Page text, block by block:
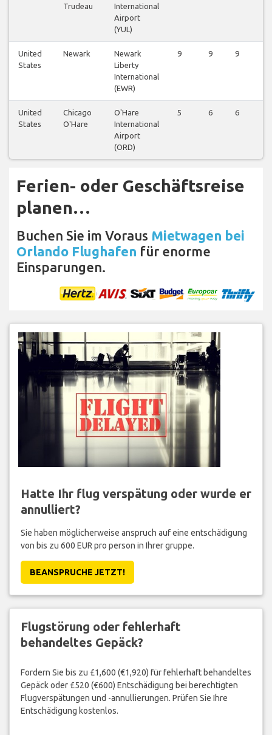
Trudeau
International
Airport
(YUL)
United
States
Newark
Newark
Liberty
International
(EWR)
9 9 9
United
States
Chicago
O'Hare
O'Hare
International
Airport
(ORD)
5 6 6
Ferien- oder Geschäftsreise
planen…
Buchen Sie im Voraus Mietwagen bei
Orlando Flughafen für enorme
Einsparungen.
Hatte Ihr flug verspätung oder wurde er
annulliert?
Sie haben möglicherweise anspruch auf eine entschädigung
von bis zu 600 EUR pro person in Ihrer gruppe.
BEANSPRUCHE JETZT!
Flugstörung oder fehlerhaft
behandeltes Gepäck?
Fordern Sie bis zu £1,600 (€1,920) für fehlerhaft behandeltes
Gepäck oder £520 (€600) Entschädigung bei berechtigten
Flugverspätungen und -annullierungen. Prüfen Sie Ihre
Entschädigung kostenlos.